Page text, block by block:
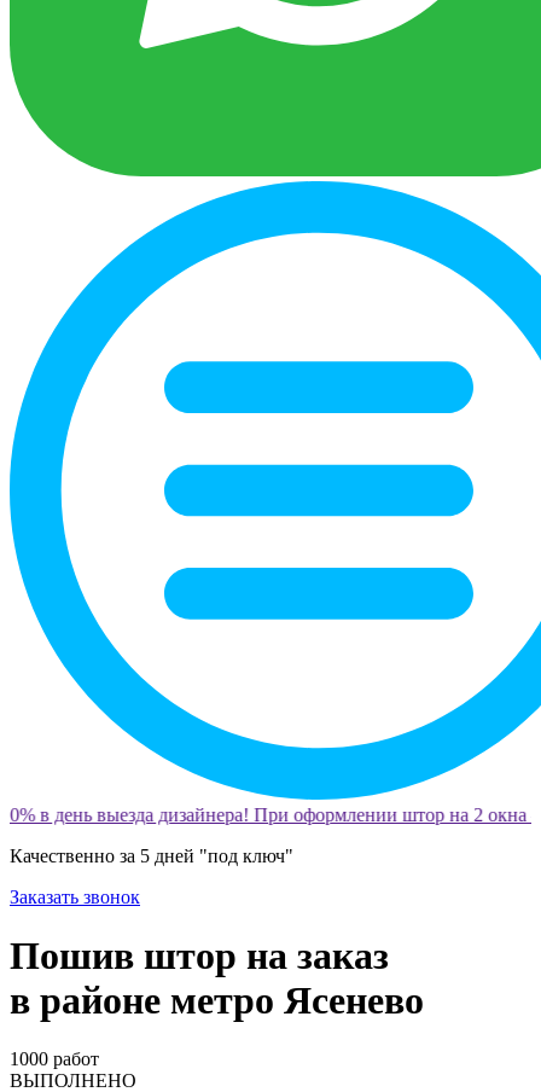
в день выезда дизайнера! При оформлении штор на 2 окна
Качественно за 5 дней "под ключ"
Заказать звонок
Пошив штор на заказ
в районе метро Ясенево
1000 работ
ВЫПОЛНЕНО